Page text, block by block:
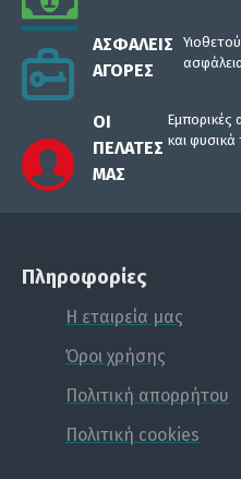
ΑΣΦΑΛΕΊΣ
ΑΓΟΡΈΣ
ΟΙ
ΠΕΛΆΤΕΣ
ΜΑΣ
Εμπορικές
και φυσικά
Πληροφορίες
Η εταιρεία μας
Όροι χρήσης
Πολιτική απορρήτου
Πολιτική cookies